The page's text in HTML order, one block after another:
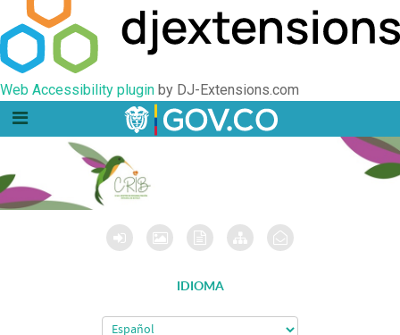
Web Accessibility plugin by DJ-Extensions.com
IDIOMA